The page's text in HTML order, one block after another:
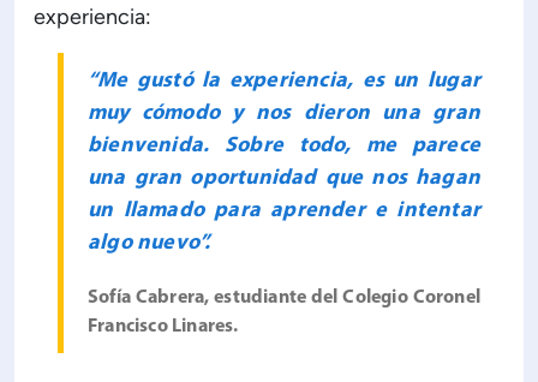
Boletín de noticias
Línea de tiempo
experiencia:
“Me gustó la experiencia, es un lugar
muy cómodo y nos dieron una gran
bienvenida. Sobre todo, me parece
una gran oportunidad que nos hagan
un llamado para aprender e intentar
algo nuevo”.
Sofía Cabrera, estudiante del Colegio Coronel
Francisco Linares.